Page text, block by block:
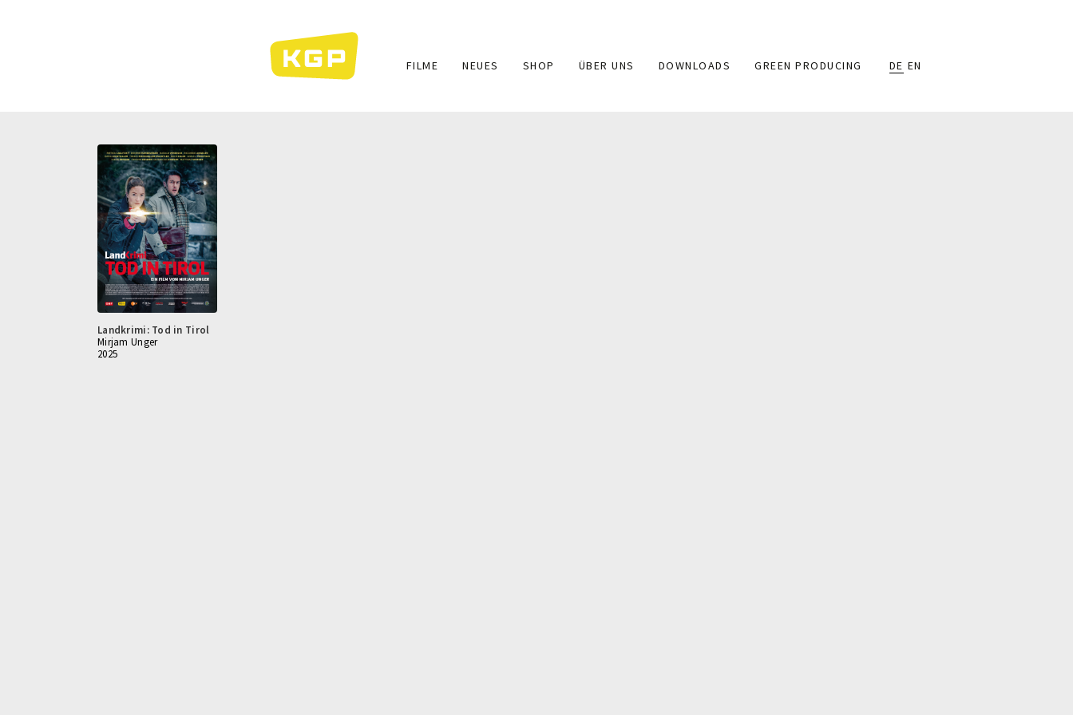
Main
FILME NEUES SHOP ÜBER UNS DOWNLOADS GREEN PRODUCING DE EN
Landkrimi: Tod in Tirol
Mirjam Unger
2025